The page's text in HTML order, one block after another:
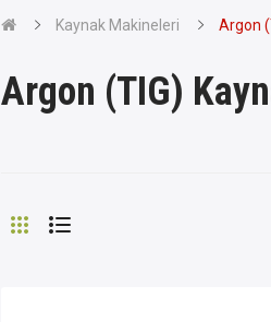
Kaynak Makineleri Argon
Argon (TIG)